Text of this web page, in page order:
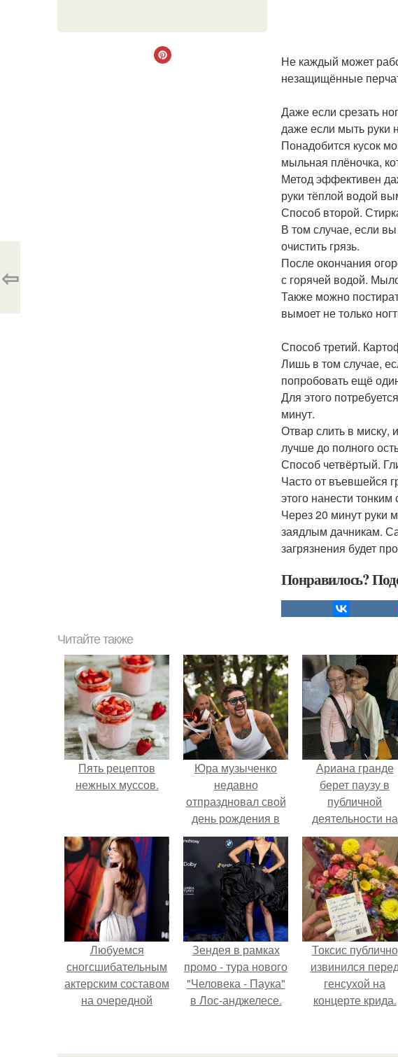
Не каждый может
незащищённые
Даже если срезать
даже если мыть руки
Понадобится кусок
мыльная плёночка,
Метод эффективен
руки тёплой водой
Способ второй.
В том случае, если
очистить грязь.
После окончания
с горячей водой.
Также можно
вымоет не только
Способ третий.
Лишь в том случае,
попробовать ещё
Для этого
минут.
Отвар слить в миску,
лучше до полного
Способ четвёртый.
Часто от въевшейся
этого нанести
Через 20 минут руки
заядлым дачникам.
загрязнения будет
Понравилось?
⇦
Читайте также
Пять рецептов
нежных муссов.
Юра музыченко
недавно
отпраздновал свой
день рождения в
кругу самых
близких и родных
людей.
Ариана гранде
берет паузу в
публичной
деятельности на
фоне слухов о
своем здоровье.
Любуемся
сногсшибательным
актерским составом
на очередной
Зендея в рамках
промо - тура нового
"Человека - Паука"
в Лос-анджелесе.
Токсис публично
извинился
генсухой на
концерте крида.